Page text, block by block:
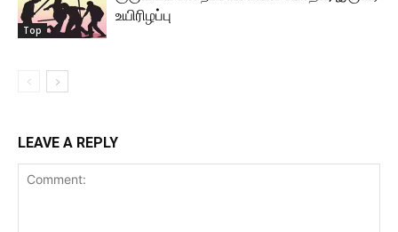
Top
உயிரிழப்பு
LEAVE A REPLY